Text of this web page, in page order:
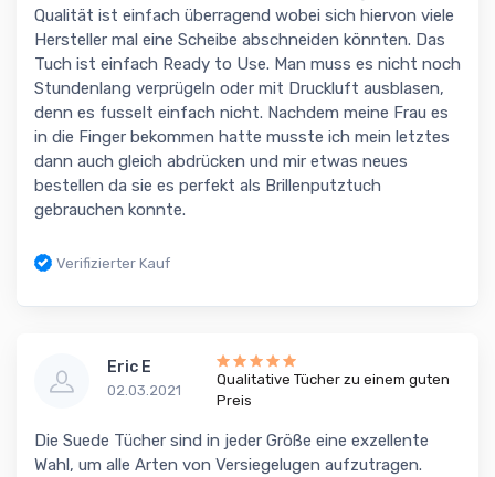
Qualität ist einfach überragend wobei sich hiervon viele
Hersteller mal eine Scheibe abschneiden könnten. Das
Tuch ist einfach Ready to Use. Man muss es nicht noch
Stundenlang verprügeln oder mit Druckluft ausblasen,
denn es fusselt einfach nicht. Nachdem meine Frau es
in die Finger bekommen hatte musste ich mein letztes
dann auch gleich abdrücken und mir etwas neues
bestellen da sie es perfekt als Brillenputztuch
gebrauchen konnte.
Verifizierter Kauf
Eric E
02.03.2021
Qualitative Tücher zu einem guten
Preis
Die Suede Tücher sind in jeder Größe eine exzellente
Wahl, um alle Arten von Versiegelugen aufzutragen.